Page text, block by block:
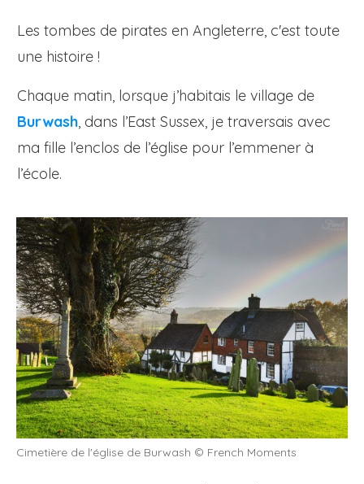
Les tombes de pirates en Angleterre, c'est toute
une histoire !
Chaque matin, lorsque j’habitais le village de
Burwash, dans l’East Sussex, je traversais avec
ma fille l’enclos de l’église pour l’emmener à
l’école.
Cimetière de l'église de Burwash © French Moments